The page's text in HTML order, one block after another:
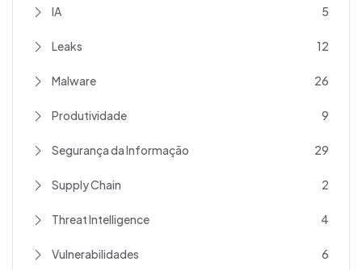
IA 5
Leaks 12
Malware 26
Produtividade 9
Segurança da Informação 29
Supply Chain 2
Threat Intelligence 4
Vulnerabilidades 6